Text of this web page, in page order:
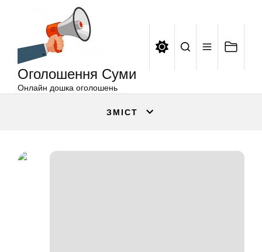
Оголошення Суми
Онлайн дошка оголошень
ЗМІСТ